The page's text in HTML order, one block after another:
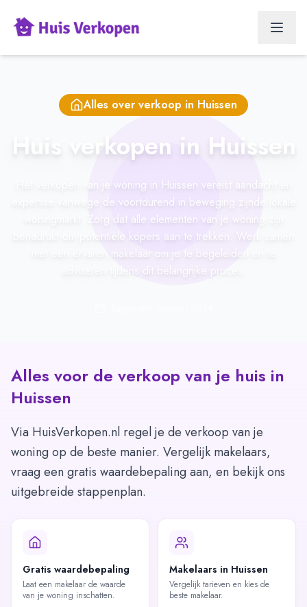
Alles over verkoop in Huissen
Huis verkopen in Huissen
Het verkopen van je woning in Huissen vereist aandacht en
expertise vanwege de voortdurend in beweging zijnde lokale
woningmarkt. Zorg dat alle elementen van je woning zijn
benadrukt om potentiële kopers aan te trekken. Werk samen
met een ervaren makelaar om je te begeleiden en te
adviseren tijdens dit belangrijke proces.
Alles voor de verkoop van je huis in
Huissen
Via HuisVerkopen.nl regel je de verkoop van je
woning op de beste manier. Vergelijk makelaars,
vraag een gratis waardebepaling aan, en bekijk ons
uitgebreide stappenplan.
Gratis waardebepaling
Laat een makelaar de waarde
van je woning inschatten.
Makelaars in Huissen
Vergelijk tarieven en kies de
beste makelaar.